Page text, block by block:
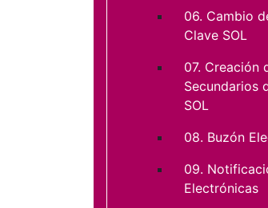
06. Cambio
Clave SOL
07. Creación
Secundarios
SOL
08. Buzón
09.
Electrónicas